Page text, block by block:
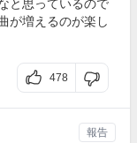
と思っているので
が増えるのが楽し
478
報告